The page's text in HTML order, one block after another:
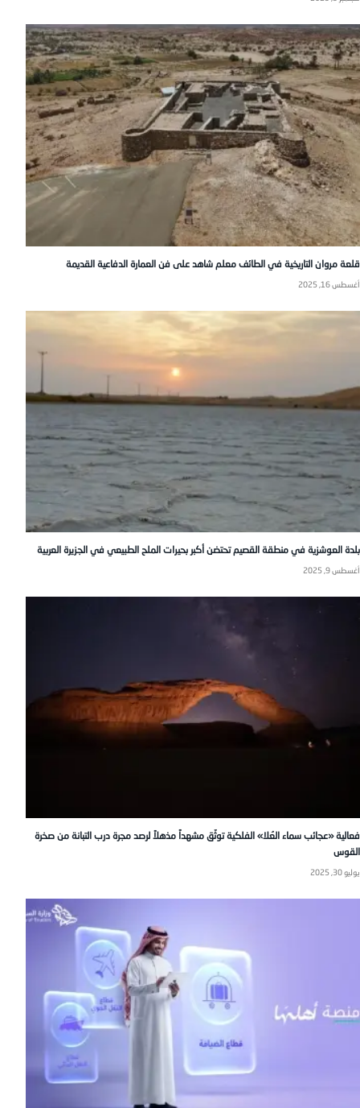
قلعة مروان التاريخية في الطائف معلم شاهد على فن العمارة الدفاعية القديمة
أغسطس 16, 2025
بلدة العوشزية في منطقة القصيم تحتضن أكبر بحيرات الملح الطبيعي في الجزيرة العربية
أغسطس 9, 2025
فعالية «عجائب سماء العُلا» الفلكية توثّق مشهداً مذهلاً لرصد مجرة درب التبانة من صخرة
القوس
يوليو 30, 2025